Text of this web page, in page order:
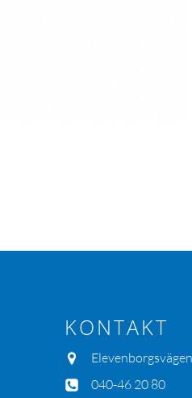
KONTAKT
040-46 20 80